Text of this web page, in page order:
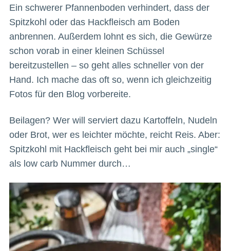
Ein schwerer Pfannenboden verhindert, dass der
Spitzkohl oder das Hackfleisch am Boden
anbrennen. Außerdem lohnt es sich, die Gewürze
schon vorab in einer kleinen Schüssel
bereitzustellen – so geht alles schneller von der
Hand. Ich mache das oft so, wenn ich gleichzeitig
Fotos für den Blog vorbereite.
Beilagen? Wer will serviert dazu Kartoffeln, Nudeln
oder Brot, wer es leichter möchte, reicht Reis. Aber:
Spitzkohl mit Hackfleisch geht bei mir auch „single“
als low carb Nummer durch…